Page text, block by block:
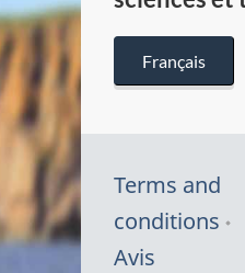
Français
Terms and
conditions
Avis